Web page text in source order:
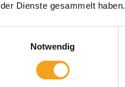
der Dienste gesammelt haben.
Notwendig